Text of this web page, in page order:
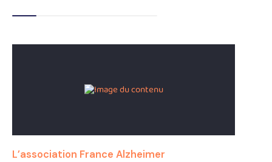
L’association France Alzheimer